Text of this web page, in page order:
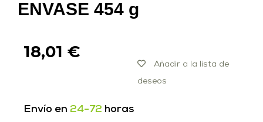
ENVASE 454 g
18,01 €
Añadir a la lista de
deseos
Envío en 24-72 horas